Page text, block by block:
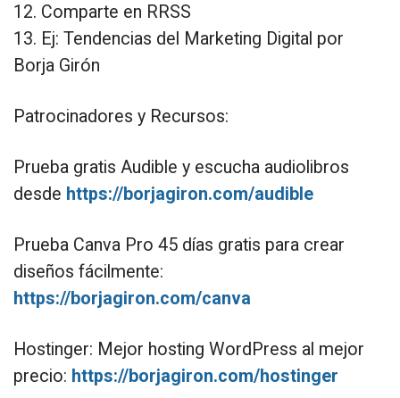
12. Comparte en RRSS
13. Ej: Tendencias del Marketing Digital por
Borja Girón
Patrocinadores y Recursos:
Prueba gratis Audible y escucha audiolibros
desde https://borjagiron.com/audible
Prueba Canva Pro 45 días gratis para crear
diseños fácilmente:
https://borjagiron.com/canva
Hostinger: Mejor hosting WordPress al mejor
precio: https://borjagiron.com/hostinger